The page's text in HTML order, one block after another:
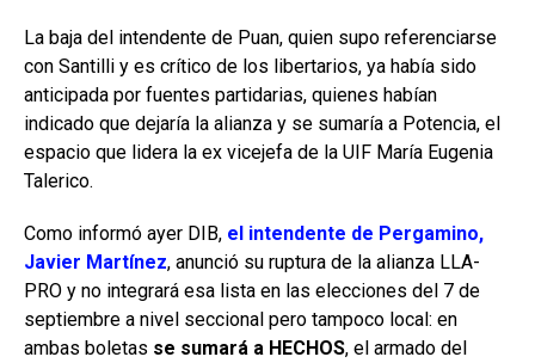
La baja del intendente de Puan, quien supo referenciarse
con Santilli y es crítico de los libertarios, ya había sido
anticipada por fuentes partidarias, quienes habían
indicado que dejaría la alianza y se sumaría a Potencia, el
espacio que lidera la ex vicejefa de la UIF María Eugenia
Talerico.
Como informó ayer DIB, el intendente de Pergamino,
Javier Martínez, anunció su ruptura de la alianza LLA-
PRO y no integrará esa lista en las elecciones del 7 de
septiembre a nivel seccional pero tampoco local: en
ambas boletas se sumará a HECHOS, el armado del